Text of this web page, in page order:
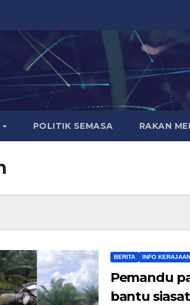
POLITIK SEMASA RAKAN
BERITA INFO KERAJAAN
Pemandu
bantu